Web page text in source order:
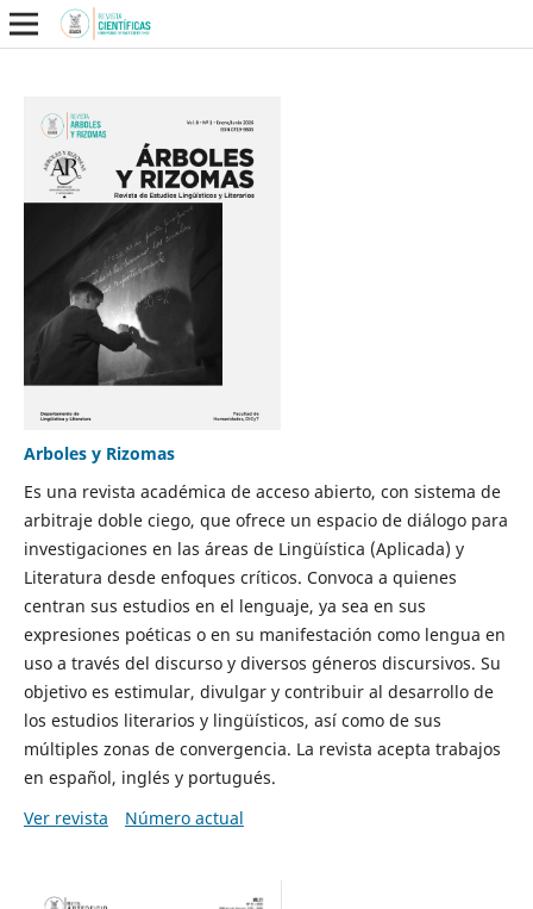
Arboles y Rizomas
Es una revista académica de acceso abierto, con sistema de
arbitraje doble ciego, que ofrece un espacio de diálogo para
investigaciones en las áreas de Lingüística (Aplicada) y
Literatura desde enfoques críticos. Convoca a quienes
centran sus estudios en el lenguaje, ya sea en sus
expresiones poéticas o en su manifestación como lengua en
uso a través del discurso y diversos géneros discursivos. Su
objetivo es estimular, divulgar y contribuir al desarrollo de
los estudios literarios y lingüísticos, así como de sus
múltiples zonas de convergencia. La revista acepta trabajos
en español, inglés y portugués.
Ver revista
Número actual